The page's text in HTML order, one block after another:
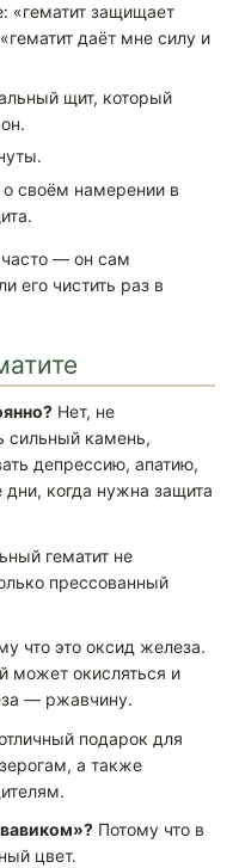
«гематит защищает
даёт мне силу и
щит, который
своём намерении в
— он сам
его чистить раз в
Нет, не
сильный камень,
депрессию, апатию,
когда нужна защита
гематит не
прессованный
что это оксид железа.
может окисляться и
— ржавчину.
подарок для
а также
Потому что в
цвет.